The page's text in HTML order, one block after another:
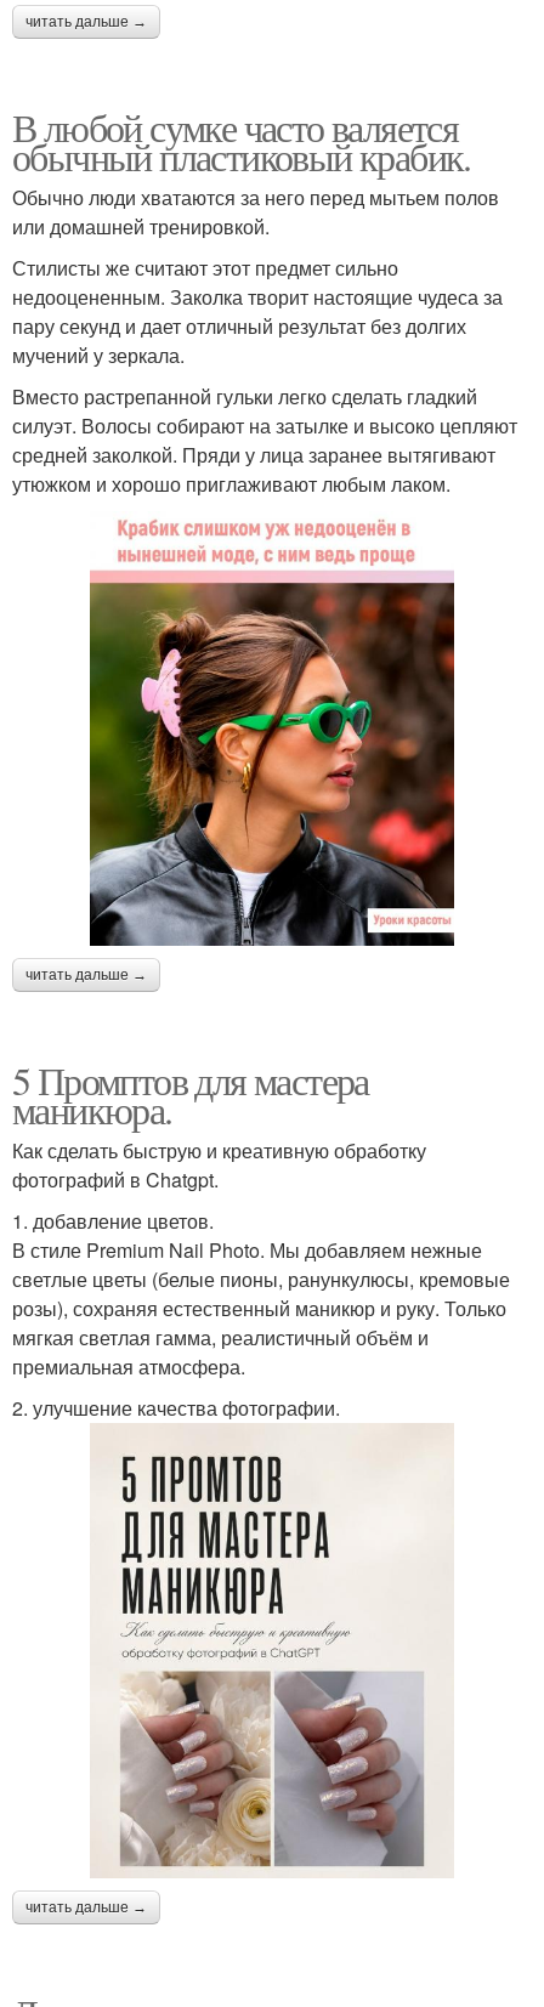
читать дальше →
В любой сумке часто валяется
обычный пластиковый крабик.
Обычно люди хватаются за него перед мытьем полов
или домашней тренировкой.
Стилисты же считают этот предмет сильно
недооцененным. Заколка творит настоящие чудеса за
пару секунд и дает отличный результат без долгих
мучений у зеркала.
Вместо растрепанной гульки легко сделать гладкий
силуэт. Волосы собирают на затылке и высоко цепляют
средней заколкой. Пряди у лица заранее вытягивают
утюжком и хорошо приглаживают любым лаком.
читать дальше →
5 Промптов для мастера
маникюра.
Как сделать быструю и креативную обработку
фотографий в Chatgpt.
1. добавление цветов.
В стиле Premium Nail Photo. Мы добавляем нежные
светлые цветы (белые пионы, ранункулюсы, кремовые
розы), сохраняя естественный маникюр и руку. Только
мягкая светлая гамма, реалистичный объём и
премиальная атмосфера.
2. улучшение качества фотографии.
читать дальше →